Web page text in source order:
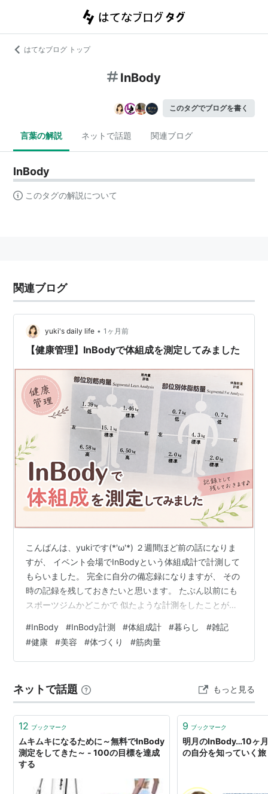
はてなブログ トップ
InBody
このタグでブログを書く
言葉の解説 ネットで話題 関連ブログ
InBody
このタグの解説について
関連ブログ
yuki's daily life • 1ヶ月前
【健康管理】InBodyで体組成を測定してみました
こんばんは、yukiです(*'ω'*) ２週間ほど前の話になりま
すが、 イベント会場でInBodyという体組成計で計測して
もらいました。 完全に自分の備忘録になりますが、 その
時の記録を残しておきたいと思います。 たぶん以前にも
スポーツジムかどこかで 似たような計測をしたことがあ
ので、今回はブログに残そうと思っています。 私は昔か
ら痩せ型というか、 体重は平均以下で細く見られがちな
のですが、 実は下半身がどっしりしています（苦笑）
と下半身で不均衡(^^;) 水分もタンパ…
#InBody #InBody計測 #体組成計 #暮らし #雑記
#健康 #美容 #体づくり #筋肉量
ネットで話題 もっと見る
12 ブックマーク
ムキムキになるために～無料でInBody
測定をしてきた～ - 100の目標を達成
する
9 ブックマーク
明月のInBody…10ヶ
の自分を知っていく旅